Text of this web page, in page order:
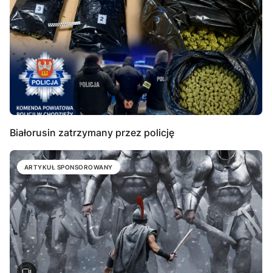
Białorusin zatrzymany przez policję
ARTYKUŁ SPONSOROWANY